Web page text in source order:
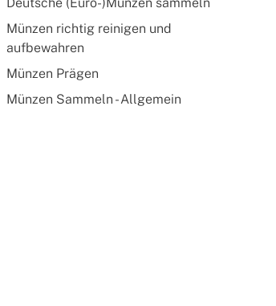
Münzen richtig reinigen und
aufbewahren
Münzen Prägen
Münzen Sammeln - Allgemein